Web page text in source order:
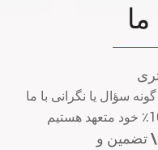
سؤال یا نگرانی با ما